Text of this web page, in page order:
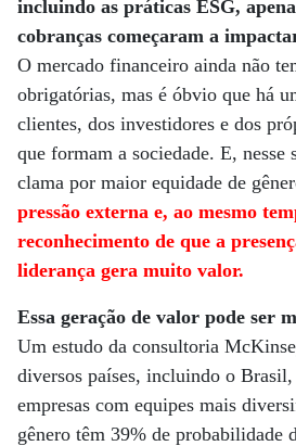
incluindo as práticas ESG,
cobranças começaram a
O mercado financeiro ainda não
obrigatórias, mas é óbvio que há
clientes, dos investidores e dos
que formam a sociedade. E, nesse
clama por maior equidade de
pressão externa e, ao mesmo
reconhecimento de que a
liderança gera muito valor.
Essa geração de valor pode ser
Um estudo da consultoria
diversos países, incluindo o Brasil,
empresas com equipes mais
gênero têm 39% de probabilidade